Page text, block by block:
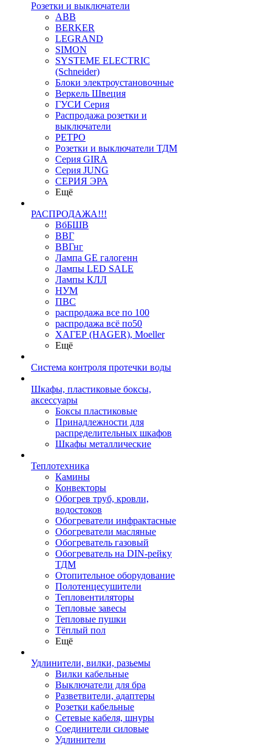
Розетки и выключатели
ABB
BERKER
LEGRAND
SIMON
SYSTEME ELECTRIC
(Schneider)
Блоки электроустановочные
Веркель Швеция
ГУСИ Серия
Распродажа розетки и
выключатели
РЕТРО
Розетки и выключатели ТДМ
Серия GIRA
Серия JUNG
СЕРИЯ ЭРА
Ещё
РАСПРОДАЖА!!!
ВбБШВ
ВВГ
ВВГнг
Лампа GE галогенн
Лампы LED SALE
Лампы КЛЛ
НУМ
ПВС
распродажа все по 100
распродажа всё по50
ХАГЕР (HAGER), Moeller
Ещё
Система контроля протечки воды
Шкафы, пластиковые боксы,
аксессуары
Боксы пластиковые
Принадлежности для
распределительных шкафов
Шкафы металлические
Теплотехника
Камины
Конвекторы
Обогрев труб, кровли,
водостоков
Обогреватели инфрактасные
Обогреватели масляные
Обогреватель газовый
Обогреватель на DIN-рейку
ТДМ
Отопительное оборудование
Полотенцесушители
Тепловентиляторы
Тепловые завесы
Тепловые пушки
Тёплый пол
Ещё
Удлинители, вилки, разьемы
Вилки кабельные
Выключатели для бра
Разветвители, адаптеры
Розетки кабельные
Сетевые кабеля, шнуры
Соединители силовые
Удлинители